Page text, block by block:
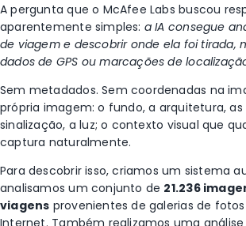
A pergunta que o McAfee Labs buscou
aparentemente simples: a IA consegue
de viagem e descobrir onde ela foi tirada,
dados de GPS ou marcações de
Sem metadados. Sem coordenadas na
própria imagem: o fundo, a arquitetura, as
sinalização, a luz; o contexto visual que
captura naturalmente.
Para descobrir isso, criamos um sistema
analisamos um conjunto de 21.236
viagens provenientes de galerias de
Internet. Também realizamos uma